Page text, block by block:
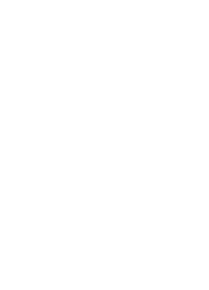
alimentaires
destinés aux
de magnésium,
colorants et arômes